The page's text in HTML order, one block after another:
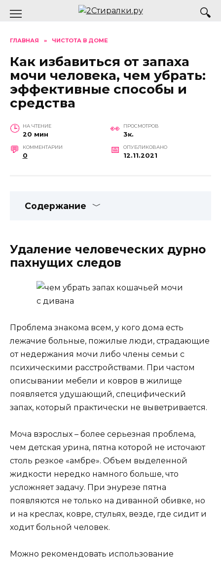
ГЛАВНАЯ » ЧИСТОТА В ДОМЕ
Как избавиться от запаха
мочи человека, чем убрать:
эффективные способы и
средства
НА ЧТЕНИЕ
20 мин
ПРОСМОТРОВ
3к.
КОММЕНТАРИИ
0
ОПУБЛИКОВАНО
12.11.2021
Содержание
Удаление человеческих дурно
пахнущих следов
Проблема знакома всем, у кого дома есть
лежачие больные, пожилые люди, страдающие
от недержания мочи либо члены семьи с
психическими расстройствами. При частом
описывании мебели и ковров в жилище
появляется удушающий, специфический
запах, который практически не выветривается.
Моча взрослых – более серьезная проблема,
чем детская урина, пятна которой не источают
столь резкое «амбре». Объем выделенной
жидкости нередко намного больше, что
усложняет задачу. При энурезе пятна
появляются не только на диванной обивке, но
и на креслах, ковре, стульях, везде, где сидит и
ходит больной человек.
Можно рекомендовать использование